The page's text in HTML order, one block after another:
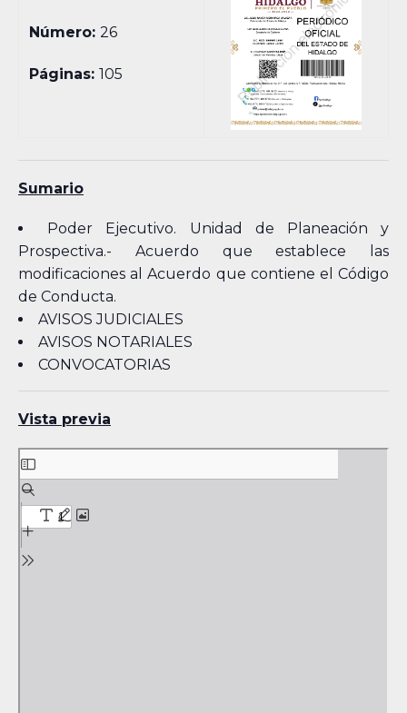
Número:26
Páginas:105
Sumario
Poder Ejecutivo. Unidad de Planeación y
Prospectiva.- Acuerdo que establece las
modificaciones al Acuerdo que contiene el Código
de Conducta.
AVISOS JUDICIALES
AVISOS NOTARIALES
CONVOCATORIAS
Vista previa
Skip
to
PDF
content